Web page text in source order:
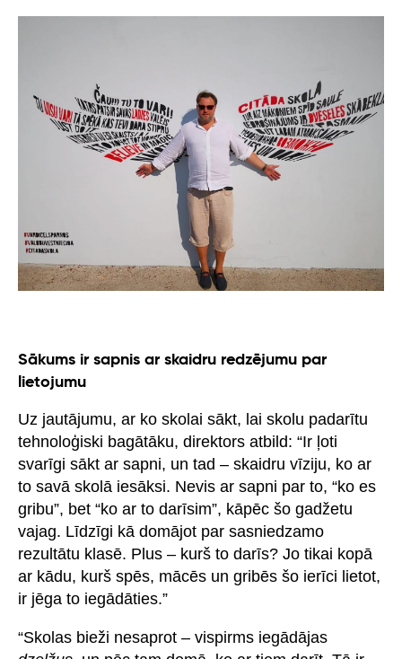
Sākums ir sapnis ar skaidru redzējumu par
lietojumu
Uz jautājumu, ar ko skolai sākt, lai skolu padarītu
tehnoloģiski bagātāku, direktors atbild: “Ir ļoti
svarīgi sākt ar sapni, un tad – skaidru vīziju, ko ar
to savā skolā iesāksi. Nevis ar sapni par to, “ko es
gribu”, bet “ko ar to darīsim”, kāpēc šo gadžetu
vajag. Līdzīgi kā domājot par sasniedzamo
rezultātu klasē. Plus – kurš to darīs? Jo tikai kopā
ar kādu, kurš spēs, mācēs un gribēs šo ierīci lietot,
ir jēga to iegādāties.”
“Skolas bieži nesaprot – vispirms iegādājas